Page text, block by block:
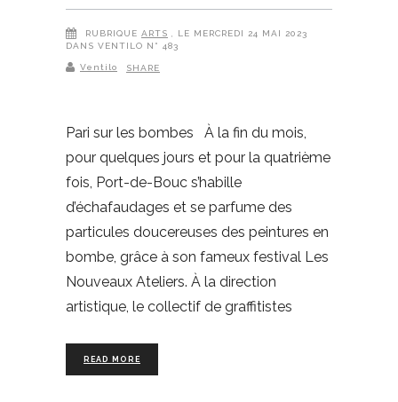
RUBRIQUE ARTS , LE MERCREDI 24 MAI 2023
DANS VENTILO N° 483
Ventilo SHARE
Pari sur les bombes À la fin du mois,
pour quelques jours et pour la quatrième
fois, Port-de-Bouc s’habille
d’échafaudages et se parfume des
particules doucereuses des peintures en
bombe, grâce à son fameux festival Les
Nouveaux Ateliers. À la direction
artistique, le collectif de graffitistes
READ MORE